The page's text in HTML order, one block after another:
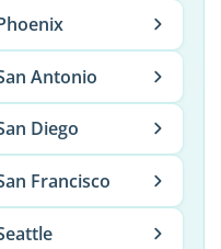
Antonio
Diego
Francisco